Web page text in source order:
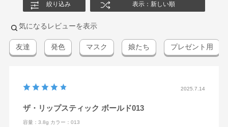
絞り込み 表示：新しい順
気になるレビューを表示
友達 発色 マスク 娘たち プレゼント用
2025.7.14
ザ・リップスティック ボールド013
容量：3.8g カラー：013